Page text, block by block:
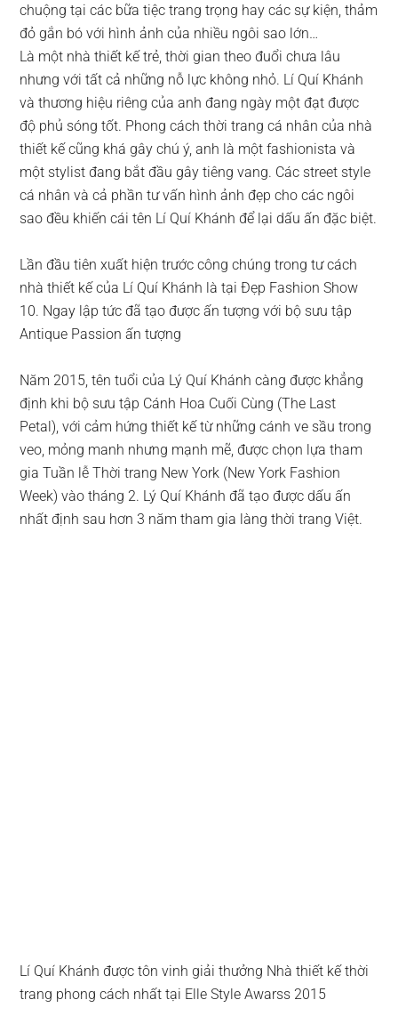
chuộng tại các bữa tiệc trang trọng hay các sự kiện, thảm
đỏ gắn bó với hình ảnh của nhiều ngôi sao lớn…
Là một nhà thiết kế trẻ, thời gian theo đuổi chưa lâu
nhưng với tất cả những nỗ lực không nhỏ. Lí Quí Khánh
và thương hiệu riêng của anh đang ngày một đạt được
độ phủ sóng tốt. Phong cách thời trang cá nhân của nhà
thiết kế cũng khá gây chú ý, anh là một fashionista và
một stylist đang bắt đầu gây tiêng vang. Các street style
cá nhân và cả phần tư vấn hình ảnh đẹp cho các ngôi
sao đều khiến cái tên Lí Quí Khánh để lại dấu ấn đặc biệt.
Lần đầu tiên xuất hiện trước công chúng trong tư cách
nhà thiết kế của Lí Quí Khánh là tại Đẹp Fashion Show
10. Ngay lập tức đã tạo được ấn tượng với bộ sưu tập
Antique Passion ấn tượng
Năm 2015, tên tuổi của Lý Quí Khánh càng được khẳng
định khi bộ sưu tập Cánh Hoa Cuối Cùng (The Last
Petal), với cảm hứng thiết kế từ những cánh ve sầu trong
veo, mỏng manh nhưng mạnh mẽ, được chọn lựa tham
gia Tuần lễ Thời trang New York (New York Fashion
Week) vào tháng 2. Lý Quí Khánh đã tạo được dấu ấn
nhất định sau hơn 3 năm tham gia làng thời trang Việt.
Lí Quí Khánh được tôn vinh giải thưởng Nhà thiết kế thời
trang phong cách nhất tại Elle Style Awarss 2015